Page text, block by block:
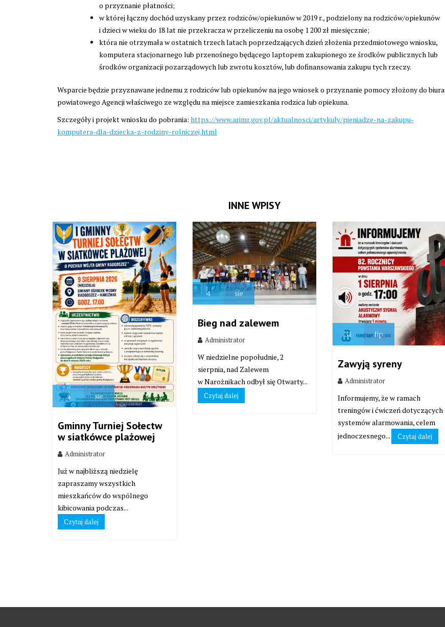
o przyznanie płatności;
w której łączny dochód uzyskany przez rodziców/opiekunów w 2019 r., podzielony na rodziców/opiekunów
i dzieci w wieku do 18 lat nie przekracza w przeliczeniu na osobę 1 200 zł miesięcznie;
która nie otrzymała w ostatnich trzech latach poprzedzających dzień złożenia przedmiotowego wniosku,
komputera stacjonarnego lub przenośnego będącego laptopem zakupionego ze środków publicznych lub
środków organizacji pozarządowych lub zwrotu kosztów, lub dofinansowania zakupu tych rzeczy.
Wsparcie będzie przyznawane jednemu z rodziców lub opiekunów na jego wniosek o przyznanie pomocy złożony do biura
powiatowego Agencji właściwego ze względu na miejsce zamieszkania rodzica lub opiekuna.
Szczegóły i projekt wniosku do pobrania: https://www.arimr.gov.pl/aktualnosci/artykuly/pieniadze-na-zakupu-
komputera-dla-dziecka-z-rodziny-rolniczej.html
INNE WPISY
4 sie
Gminny Turniej Sołectw
w siatkówce plażowej
Administrator
Już w najbliższą niedzielę
zapraszamy wszystkich
mieszkańców do wspólnego
kibicowania podczas...
Czytaj dalej
4 sie
Bieg nad zalewem
Administrator
W niedzielne popołudnie, 2
sierpnia, nad Zalewem
w Narożnikach odbył się Otwarty...
Czytaj dalej
31 lip
Zawyją syreny
Administrator
Informujemy, że w ramach
treningów i ćwiczeń dotyczących
systemów alarmowania, celem
jednoczesnego...
Czytaj dalej